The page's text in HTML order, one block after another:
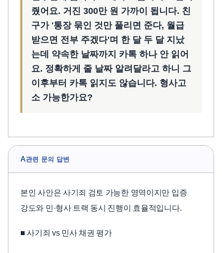
줬어요. 거진 300만 원 가까이 됩니다. 친
구가 '통장 묶인 것만 풀리면 준다, 월급
받으면 전부 주겠다'며 한 달 두 달 지났
는데 약속한 날짜까지 카톡 하나 안 읽어
요. 정확하게 줄 날짜 알려달라고 하니 그
이후부터 카톡 읽지도 않습니다. 형사고
소 가능한가요?
A관련 문의 답변
본인 사안은 사기죄 검토 가능한 영역이지만 입증
강도와 민·형사 트랙 동시 진행이 효율적입니다.
■ 사기죄 vs 민사 채권 평가